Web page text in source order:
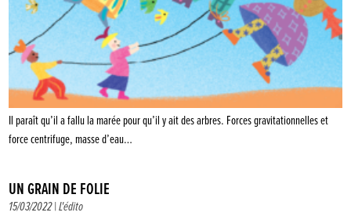
Il paraît qu’il a fallu la marée pour qu’il y ait des arbres. Forces gravitationnelles et
force centrifuge, masse d’eau…
UN GRAIN DE FOLIE
15/03/2022 |L'édito